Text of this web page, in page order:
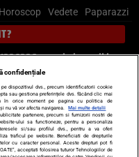
Horoscop Vedete Paparazzi
sau trimite mail la
Politică
de vise
LIFE STYLE
confidențiale
dispozitivul dvs., precum identificatorii cookie
sau gestiona preferințele dvs. făcând clic mai
în orice moment pe pagina cu politica de
nu vă vor afecta navigarea.
Mai multe detalii
partenere, precum si furnizorii nostri de
ului sa functioneze, pentru a personaliza
si/sau profilul dvs., pentru a va oferi
traficul pe website. Beneficiati de drepturile
cu caracter personal. Aceste drepturi pot fi
acceptati folosirea tuturor Tehnologiilor de